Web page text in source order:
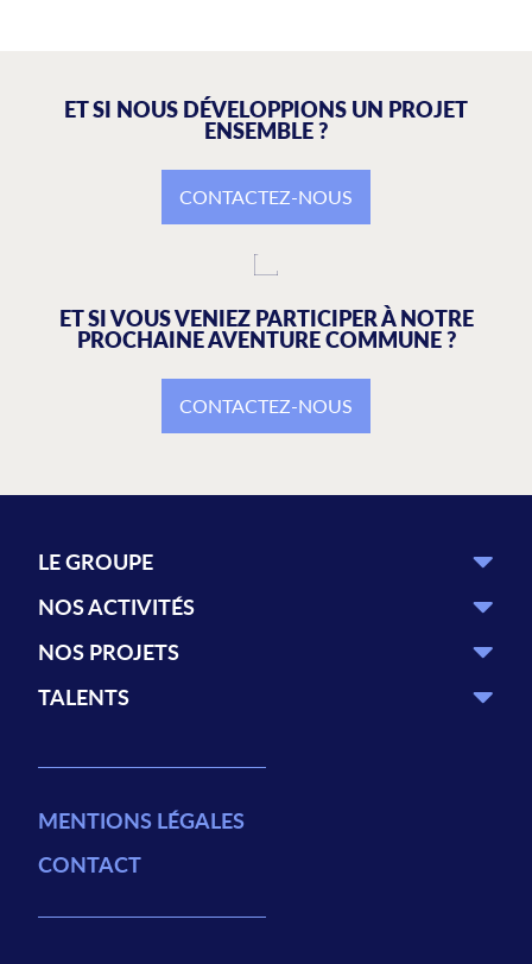
ET SI NOUS DÉVELOPPIONS UN PROJET
ENSEMBLE ?
CONTACTEZ-NOUS
ET SI VOUS VENIEZ PARTICIPER À NOTRE
PROCHAINE AVENTURE COMMUNE ?
CONTACTEZ-NOUS
LE GROUPE
NOS ACTIVITÉS
NOS PROJETS
TALENTS
MENTIONS LÉGALES
CONTACT